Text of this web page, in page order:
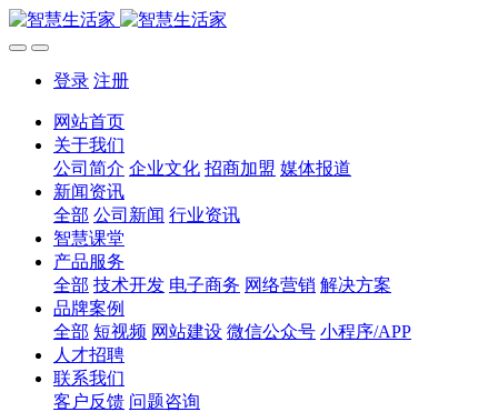
登录 注册
网站首页
关于我们
公司简介 企业文化 招商加盟 媒体报道
新闻资讯
全部 公司新闻 行业资讯
智慧课堂
产品服务
全部 技术开发 电子商务 网络营销 解决方案
品牌案例
全部 短视频 网站建设 微信公众号 小程序/APP
人才招聘
联系我们
客户反馈 问题咨询